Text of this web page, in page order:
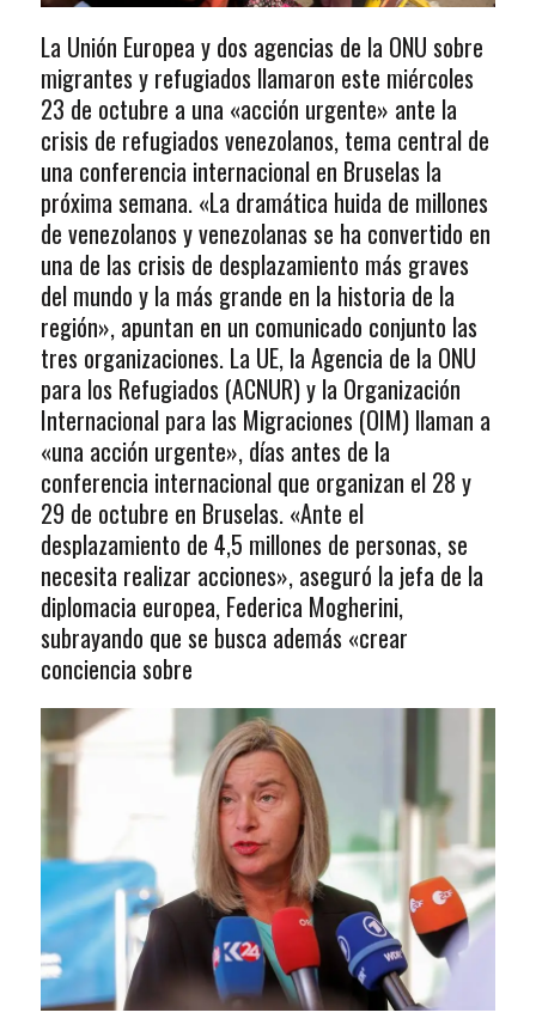
La Unión Europea y dos agencias de la ONU sobre
migrantes y refugiados llamaron este miércoles
23 de octubre a una «acción urgente» ante la
crisis de refugiados venezolanos, tema central de
una conferencia internacional en Bruselas la
próxima semana. «La dramática huida de millones
de venezolanos y venezolanas se ha convertido en
una de las crisis de desplazamiento más graves
del mundo y la más grande en la historia de la
región», apuntan en un comunicado conjunto las
tres organizaciones. La UE, la Agencia de la ONU
para los Refugiados (ACNUR) y la Organización
Internacional para las Migraciones (OIM) llaman a
«una acción urgente», días antes de la
conferencia internacional que organizan el 28 y
29 de octubre en Bruselas. «Ante el
desplazamiento de 4,5 millones de personas, se
necesita realizar acciones», aseguró la jefa de la
diplomacia europea, Federica Mogherini,
subrayando que se busca además «crear
conciencia sobre